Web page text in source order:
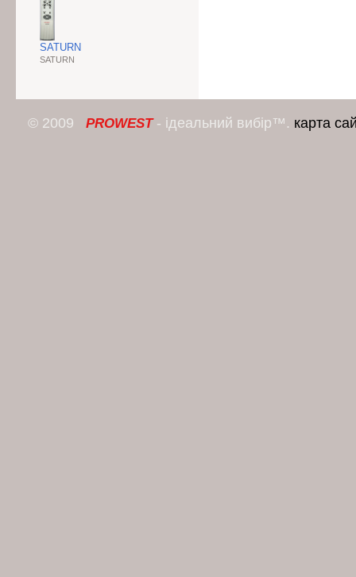
SATURN
SATURN
© 2009 PROWEST- ідеальний вибір™. карта